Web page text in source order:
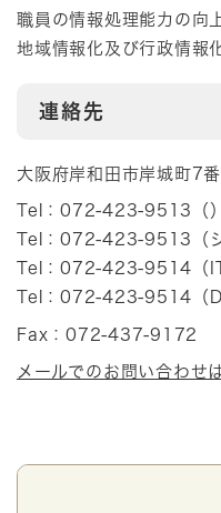
職員の情報処理能力の向
地域情報化及び行政情報
連絡先
大阪府岸和田市岸城町7
Tel：072-423-9513 （ ）
Tel：072-423-9513
（
Tel：072-423-9514 （
Tel：072-423-9514 （
Fax：072-437-9172
メールでのお問い合わせ